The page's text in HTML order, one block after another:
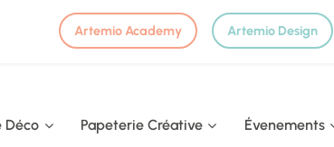
Artemio Academy Artemio Design
Déco Papeterie Créative Évenements